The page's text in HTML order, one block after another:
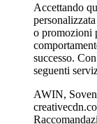
Accettando
o promozioni
successo.
seguenti
AWIN,